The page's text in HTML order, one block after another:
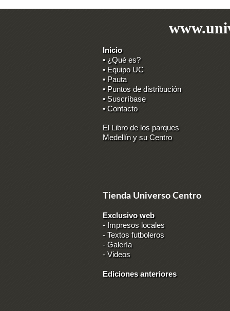
Inicio
• ¿Qué es?
• Equipo UC
• Pauta
• Puntos de distribución
• Suscríbase
• Contacto
El Libro de los parques
Medellín y su Centro
Tienda Universo Centro
Exclusivo web
- Impresos locales
- Textos futboleros
-Galería
-Videos
Ediciones anteriores